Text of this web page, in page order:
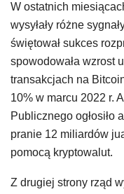
W ostatnich
wysyłały różne
świętował sukces
spowodowała wzrost
transakcjach na
10% w marcu 2022 r.
Publicznego ogłosiło
pranie 12 miliardów
pomocą kryptowalut.
Z drugiej strony rząd